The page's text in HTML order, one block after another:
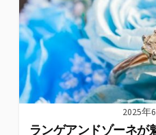
2025年
ランゲアンドゾーネが